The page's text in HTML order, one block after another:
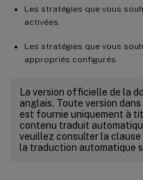
Les stratégies que vous
activées.
Les stratégies que vous
appropriés configurés.
La version officielle de la
anglais. Toute version
est fournie uniquement à
contenu traduit
veuillez consulter la
la traduction automatique